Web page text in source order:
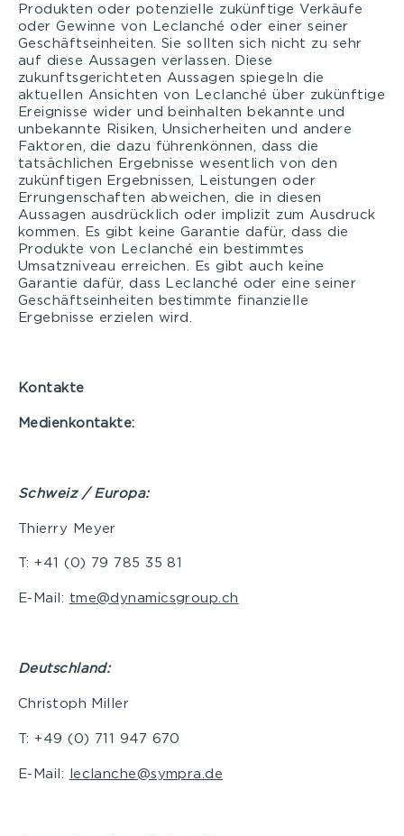
Produkten oder potenzielle zukünftige Verkäufe
oder Gewinne von Leclanché oder einer seiner
Geschäftseinheiten. Sie sollten sich nicht zu sehr
auf diese Aussagen verlassen. Diese
zukunftsgerichteten Aussagen spiegeln die
aktuellen Ansichten von Leclanché über zukünftige
Ereignisse wider und beinhalten bekannte und
unbekannte Risiken, Unsicherheiten und andere
Faktoren, die dazu führenkönnen, dass die
tatsächlichen Ergebnisse wesentlich von den
zukünftigen Ergebnissen, Leistungen oder
Errungenschaften abweichen, die in diesen
Aussagen ausdrücklich oder implizit zum Ausdruck
kommen. Es gibt keine Garantie dafür, dass die
Produkte von Leclanché ein bestimmtes
Umsatzniveau erreichen. Es gibt auch keine
Garantie dafür, dass Leclanché oder eine seiner
Geschäftseinheiten bestimmte finanzielle
Ergebnisse erzielen wird.
Kontakte
Medienkontakte:
Schweiz / Europa:
Thierry Meyer
T: +41 (0) 79 785 35 81
E-Mail: tme@dynamicsgroup.ch
Deutschland:
Christoph Miller
T: +49 (0) 711 947 670
E-Mail: leclanche@sympra.de